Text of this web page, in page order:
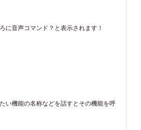
に音声コマンド？と表示されます！
い機能の名称などを話すとその機能を呼